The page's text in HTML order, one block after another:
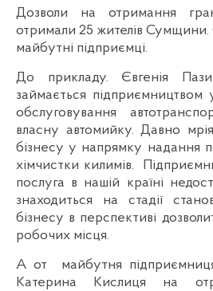
Дозволи на отримання
отримали 25 жителів Сумщини.
майбутні підприємці.
До прикладу. Євгенія
займається
обслуговування
власну автомийку. Давно
бізнесу у напрямку надання
хімчистки килимів.
послуга в нашій країні
знаходиться на стадії
бізнесу в перспективі
робочих місця.
А от майбутня
Катерина Кислиця на